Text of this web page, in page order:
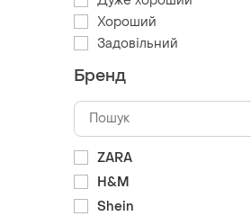
Хороший
Задовільний
Бренд
ZARA
H&M
Shein